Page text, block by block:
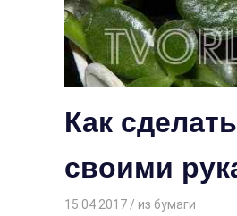
Как
своими
15.04.2017 Творогова Елена
из бумаги